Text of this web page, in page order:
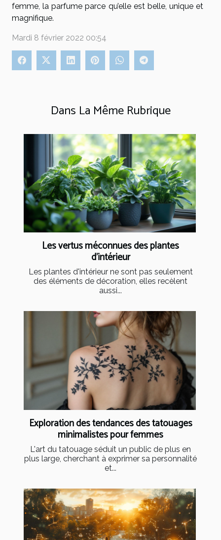
femme, la parfume parce qu’elle est belle, unique et
magnifique.
Mardi 8 février 2022 00:54
Dans La Même Rubrique
Les vertus méconnues des plantes
d'intérieur
Les plantes d'intérieur ne sont pas seulement
des éléments de décoration, elles recèlent
aussi...
Exploration des tendances des tatouages
minimalistes pour femmes
L'art du tatouage séduit un public de plus en
plus large, cherchant à exprimer sa personnalité
et...